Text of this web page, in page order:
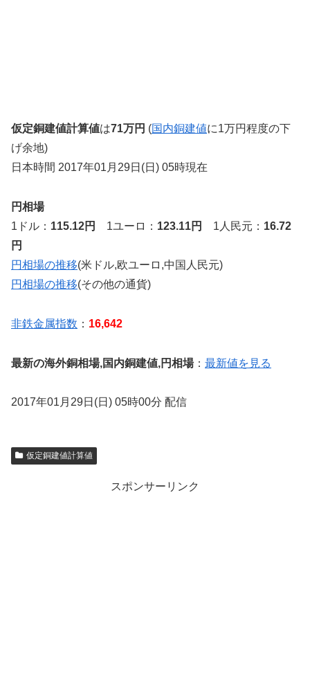
仮定銅建値計算値は71万円 (国内銅建値に1万円程度の下
げ余地)
日本時間 2017年01月29日(日) 05時現在
円相場
1ドル： 115.12円 1ユーロ： 123.11円 1人民元： 16.72
円
円相場の推移(米ドル,欧ユーロ,中国人民元)
円相場の推移(その他の通貨)
非鉄金属指数 ： 16,642
最新の海外銅相場,国内銅建値,円相場： 最新値を見る
2017年01月29日(日) 05時00分 配信
仮定銅建値計算値
スポンサーリンク